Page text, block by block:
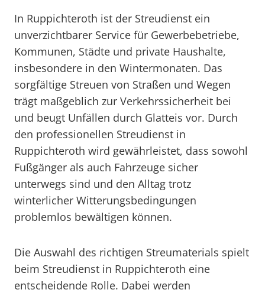
In Ruppichteroth ist der Streudienst ein
unverzichtbarer Service für Gewerbebetriebe,
Kommunen, Städte und private Haushalte,
insbesondere in den Wintermonaten. Das
sorgfältige Streuen von Straßen und Wegen
trägt maßgeblich zur Verkehrssicherheit bei
und beugt Unfällen durch Glatteis vor. Durch
den professionellen Streudienst in
Ruppichteroth wird gewährleistet, dass sowohl
Fußgänger als auch Fahrzeuge sicher
unterwegs sind und den Alltag trotz
winterlicher Witterungsbedingungen
problemlos bewältigen können.
Die Auswahl des richtigen Streumaterials spielt
beim Streudienst in Ruppichteroth eine
entscheidende Rolle. Dabei werden